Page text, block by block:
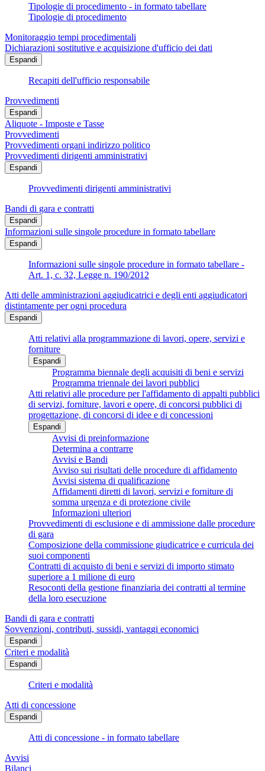
Tipologie di procedimento - in formato tabellare
Tipologie di procedimento
Monitoraggio tempi procedimentali
Dichiarazioni sostitutive e acquisizione d'ufficio dei dati
Espandi
Recapiti dell'ufficio responsabile
Provvedimenti
Espandi
Aliquote - Imposte e Tasse
Provvedimenti
Provvedimenti organi indirizzo politico
Provvedimenti dirigenti amministrativi
Espandi
Provvedimenti dirigenti amministrativi
Bandi di gara e contratti
Espandi
Informazioni sulle singole procedure in formato tabellare
Espandi
Informazioni sulle singole procedure in formato tabellare -
Art. 1, c. 32, Legge n. 190/2012
Atti delle amministrazioni aggiudicatrici e degli enti aggiudicatori
distintamente per ogni procedura
Espandi
Atti relativi alla programmazione di lavori, opere, servizi e
forniture
Espandi
Programma biennale degli acquisiti di beni e servizi
Programma triennale dei lavori pubblici
Atti relativi alle procedure per l'affidamento di appalti pubblici
di servizi, forniture, lavori e opere, di concorsi pubblici di
progettazione, di concorsi di idee e di concessioni
Espandi
Avvisi di preinformazione
Determina a contrarre
Avvisi e Bandi
Avviso sui risultati delle procedure di affidamento
Avvisi sistema di qualificazione
Affidamenti diretti di lavori, servizi e forniture di
somma urgenza e di protezione civile
Informazioni ulteriori
Provvedimenti di esclusione e di ammissione dalle procedure
di gara
Composizione della commissione giudicatrice e curricula dei
suoi componenti
Contratti di acquisto di beni e servizi di importo stimato
superiore a 1 milione di euro
Resoconti della gestione finanziaria dei contratti al termine
della loro esecuzione
Bandi di gara e contratti
Sovvenzioni, contributi, sussidi, vantaggi economici
Espandi
Criteri e modalità
Espandi
Criteri e modalità
Atti di concessione
Espandi
Atti di concessione - in formato tabellare
Avvisi
Bilanci